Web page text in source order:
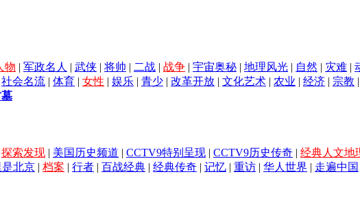
物 | 军政名人 | 武侠 | 将帅 | 二战 | 战争 | 宇宙奥秘 | 地理风光 | 自然 | 灾难 |
社会名流 | 体育 | 女性 | 娱乐 | 青少 | 改革开放 | 文化艺术 | 农业 | 经济 | 宗教
探索发现 | 美国历史频道 | CCTV9特别呈现 | CCTV9历史传奇 | 经典人文地
北京 | 档案 | 行者 | 百战经典 | 经典传奇 | 记忆 | 重访 | 华人世界 | 走遍中国